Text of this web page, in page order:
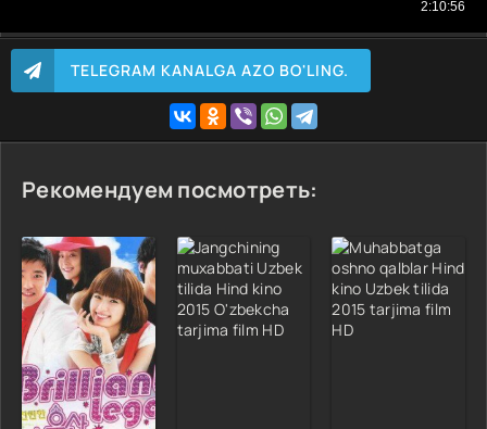
TELEGRAM KANALGA AZO BO'LING.
Рекомендуем посмотреть: